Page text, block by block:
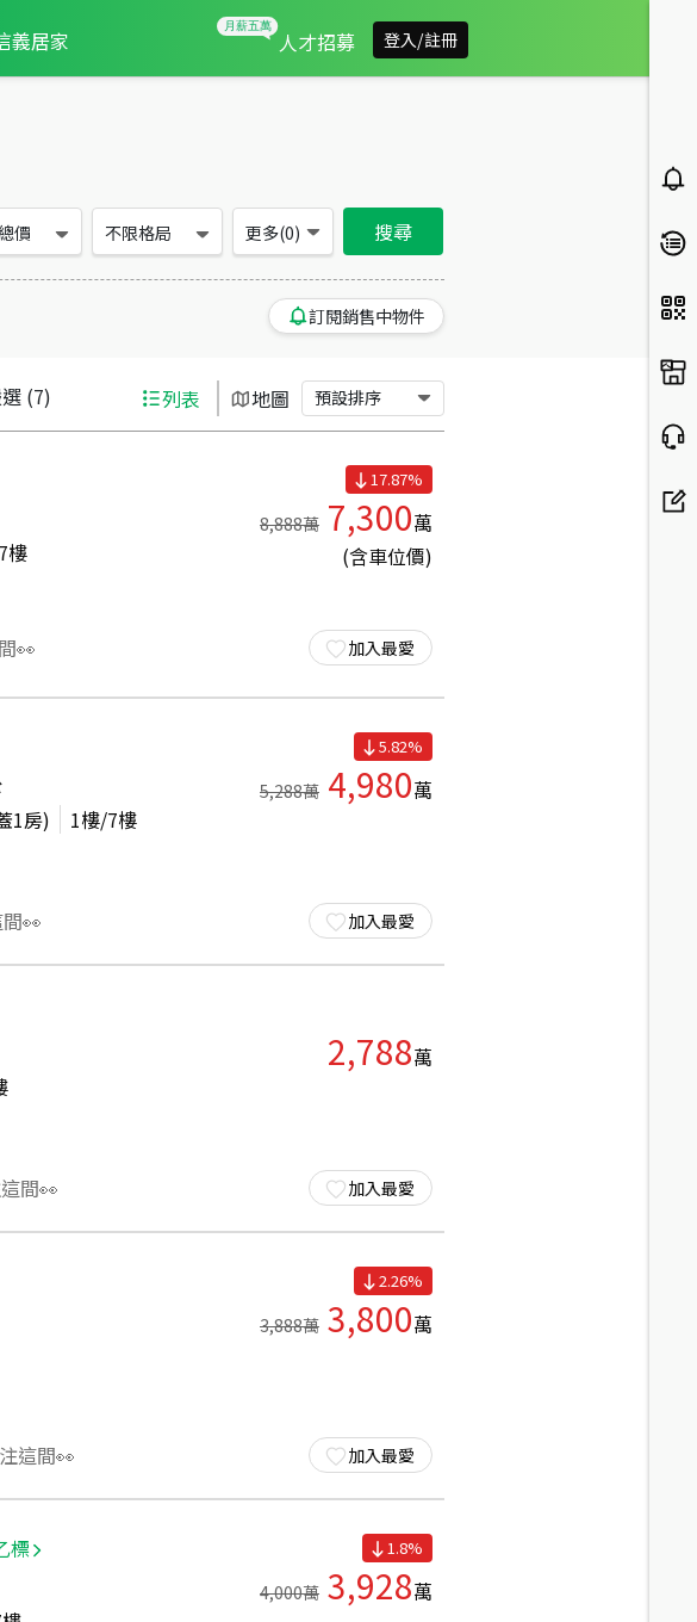
義居家 人才招募 登入/註冊
價 不限格局 更多(0) 搜尋
訂閱銷售中物件
(7) 列表 地圖 預設排序
7樓
👀
17.87%
8,888萬 7,300萬
(含車位價)
加入最愛
1房) 1樓/7樓
👀
5.82%
5,288萬 4,980萬
加入最愛
間👀
2,788萬
加入最愛
這間👀
2.26%
3,888萬 3,800萬
加入最愛
標
1.8%
4,000萬 3,928萬